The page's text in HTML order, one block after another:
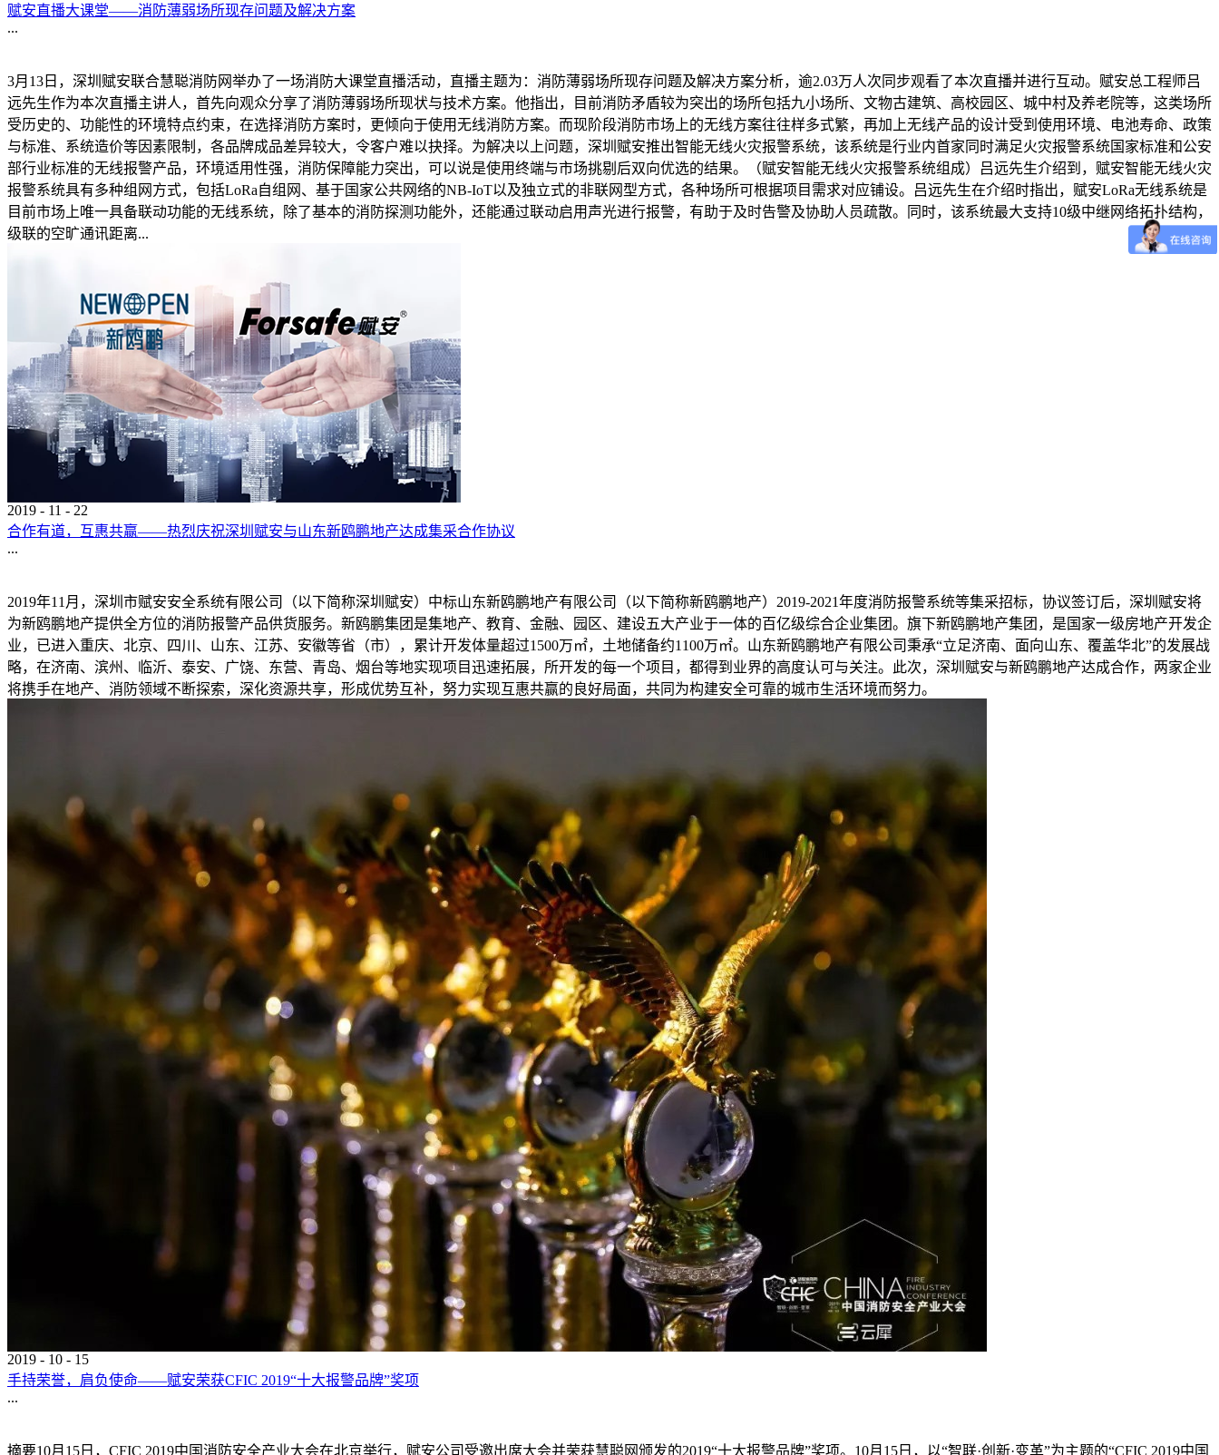
赋安直播大课堂——消防薄弱场所现存问题及解决方案
...
3月13日，深圳赋安联合慧聪消防网举办了一场消防大课堂直播活动，直播主题为：消防薄弱场所现存问题及解决方案分析，逾2.03万人次同步观看了本次直播并进行互动。赋安总工程师吕
远先生作为本次直播主讲人，首先向观众分享了消防薄弱场所现状与技术方案。他指出，目前消防矛盾较为突出的场所包括九小场所、文物古建筑、高校园区、城中村及养老院等，这类场所
受历史的、功能性的环境特点约束，在选择消防方案时，更倾向于使用无线消防方案。而现阶段消防市场上的无线方案往往样多式繁，再加上无线产品的设计受到使用环境、电池寿命、政策
与标准、系统造价等因素限制，各品牌成品差异较大，令客户难以抉择。为解决以上问题，深圳赋安推出智能无线火灾报警系统，该系统是行业内首家同时满足火灾报警系统国家标准和公安
部行业标准的无线报警产品，环境适用性强，消防保障能力突出，可以说是使用终端与市场挑剔后双向优选的结果。（赋安智能无线火灾报警系统组成）吕远先生介绍到，赋安智能无线火灾
报警系统具有多种组网方式，包括LoRa自组网、基于国家公共网络的NB-IoT以及独立式的非联网型方式，各种场所可根据项目需求对应铺设。吕远先生在介绍时指出，赋安LoRa无线系统是
目前市场上唯一具备联动功能的无线系统，除了基本的消防探测功能外，还能通过联动启用声光进行报警，有助于及时告警及协助人员疏散。同时，该系统最大支持10级中继网络拓扑结构，
级联的空旷通讯距离...
2019 - 11 - 22
合作有道，互惠共赢——热烈庆祝深圳赋安与山东新鸥鹏地产达成集采合作协议
...
2019年11月，深圳市赋安安全系统有限公司（以下简称深圳赋安）中标山东新鸥鹏地产有限公司（以下简称新鸥鹏地产）2019-2021年度消防报警系统等集采招标，协议签订后，深圳赋安将
为新鸥鹏地产提供全方位的消防报警产品供货服务。新鸥鹏集团是集地产、教育、金融、园区、建设五大产业于一体的百亿级综合企业集团。旗下新鸥鹏地产集团，是国家一级房地产开发企
业，已进入重庆、北京、四川、山东、江苏、安徽等省（市），累计开发体量超过1500万㎡，土地储备约1100万㎡。山东新鸥鹏地产有限公司秉承“立足济南、面向山东、覆盖华北”的发展战
略，在济南、滨州、临沂、泰安、广饶、东营、青岛、烟台等地实现项目迅速拓展，所开发的每一个项目，都得到业界的高度认可与关注。此次，深圳赋安与新鸥鹏地产达成合作，两家企业
将携手在地产、消防领域不断探索，深化资源共享，形成优势互补，努力实现互惠共赢的良好局面，共同为构建安全可靠的城市生活环境而努力。
2019 - 10 - 15
手持荣誉，肩负使命——赋安荣获CFIC 2019“十大报警品牌”奖项
...
摘要10月15日，CFIC 2019中国消防安全产业大会在北京举行，赋安公司受邀出席大会并荣获慧聪网颁发的2019“十大报警品牌”奖项。10月15日，以“智联·创新·变革”为主题的“CFIC 2019中国